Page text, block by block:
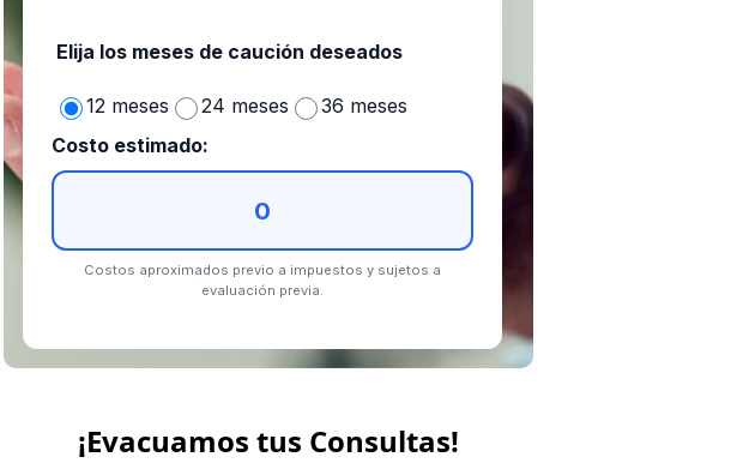
Elija los meses de caución deseados
12 meses 24 meses
36 meses
Costo estimado:
0
Costos aproximados previo a impuestos y sujetos a
evaluación previa.
¡Evacuamos tus Consultas!